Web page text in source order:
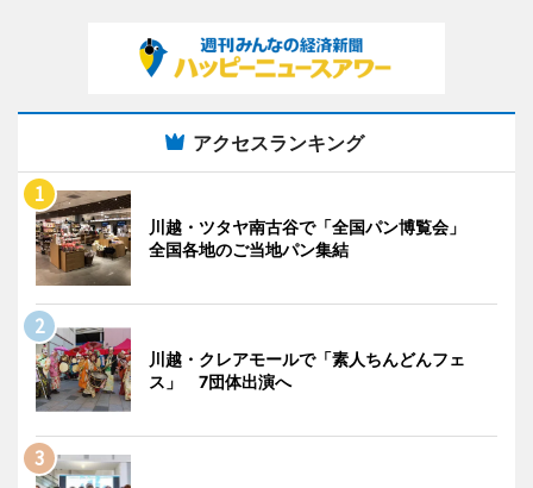
アクセスランキング
川越・ツタヤ南古谷で「全国パン博覧会」
全国各地のご当地パン集結
川越・クレアモールで「素人ちんどんフェ
ス」 7団体出演へ